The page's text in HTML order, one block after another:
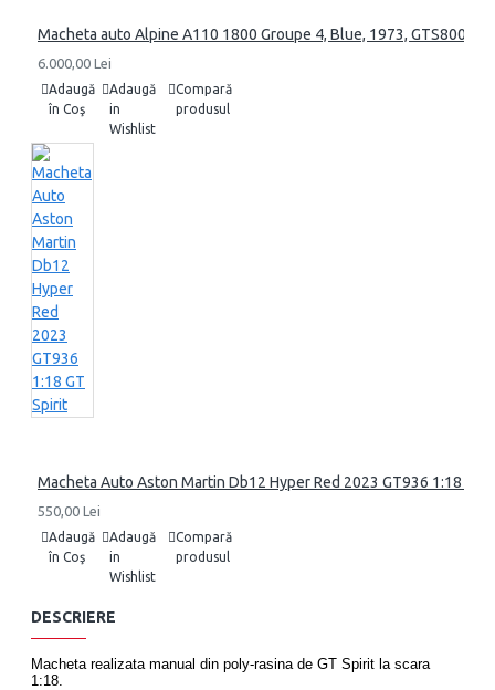
Macheta auto Alpine A110 1800 Groupe 4, Blue, 1973,
6.000,00 Lei
Adaugă
în Coş
Adaugă
in
Wishlist
Compară
produsul
Macheta Auto Aston Martin Db12 Hyper Red 2023 GT936 1:18 GT
550,00 Lei
Adaugă
în Coş
Adaugă
in
Wishlist
Compară
produsul
DESCRIERE
Macheta realizata manual din poly-rasina de GT Spirit la scara
1:18.